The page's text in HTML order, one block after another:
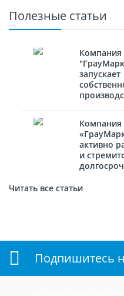
Полезные статьи
Компания
запускает
Компания
активно
и
новыми
Читать все статьи
Подпишитесь